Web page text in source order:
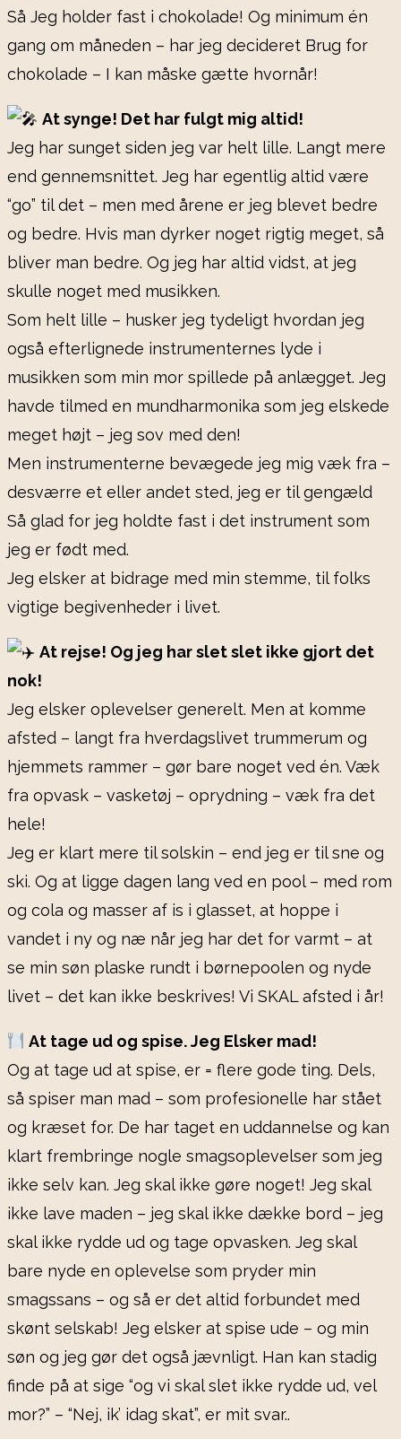
Så Jeg holder fast i chokolade! Og minimum én
gang om måneden – har jeg decideret Brug for
chokolade – I kan måske gætte hvornår!
At synge! Det har fulgt mig altid!
Jeg har sunget siden jeg var helt lille. Langt mere
end gennemsnittet. Jeg har egentlig altid være
“go” til det – men med årene er jeg blevet bedre
og bedre. Hvis man dyrker noget rigtig meget, så
bliver man bedre. Og jeg har altid vidst, at jeg
skulle noget med musikken.
Som helt lille – husker jeg tydeligt hvordan jeg
også efterlignede instrumenternes lyde i
musikken som min mor spillede på anlægget. Jeg
havde tilmed en mundharmonika som jeg elskede
meget højt – jeg sov med den!
Men instrumenterne bevægede jeg mig væk fra –
desværre et eller andet sted, jeg er til gengæld
Så glad for jeg holdte fast i det instrument som
jeg er født med.
Jeg elsker at bidrage med min stemme, til folks
vigtige begivenheder i livet.
At rejse! Og jeg har slet slet ikke gjort det
nok!
Jeg elsker oplevelser generelt. Men at komme
afsted – langt fra hverdagslivet trummerum og
hjemmets rammer – gør bare noget ved én. Væk
fra opvask – vasketøj – oprydning – væk fra det
hele!
Jeg er klart mere til solskin – end jeg er til sne og
ski. Og at ligge dagen lang ved en pool – med rom
og cola og masser af is i glasset, at hoppe i
vandet i ny og næ når jeg har det for varmt – at
se min søn plaske rundt i børnepoolen og nyde
livet – det kan ikke beskrives! Vi SKAL afsted i år!
At tage ud og spise. Jeg Elsker mad!
Og at tage ud at spise, er = flere gode ting. Dels,
så spiser man mad – som profesionelle har stået
og kræset for. De har taget en uddannelse og kan
klart frembringe nogle smagsoplevelser som jeg
ikke selv kan. Jeg skal ikke gøre noget! Jeg skal
ikke lave maden – jeg skal ikke dække bord – jeg
skal ikke rydde ud og tage opvasken. Jeg skal
bare nyde en oplevelse som pryder min
smagssans – og så er det altid forbundet med
skønt selskab! Jeg elsker at spise ude – og min
søn og jeg gør det også jævnligt. Han kan stadig
finde på at sige “og vi skal slet ikke rydde ud, vel
mor?” – “Nej, ik’ idag skat”, er mit svar..